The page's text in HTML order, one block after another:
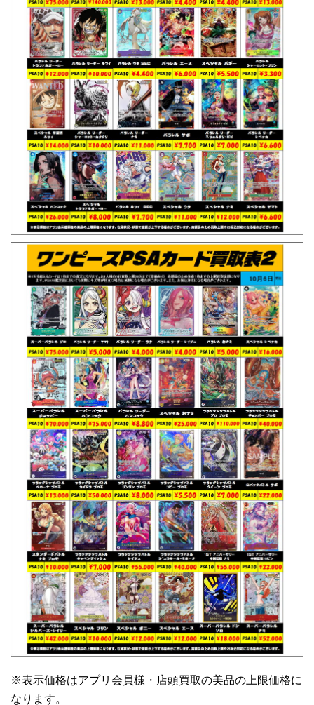
※表示価格はアプリ会員様・店頭買取の美品の上限価格に
なります。